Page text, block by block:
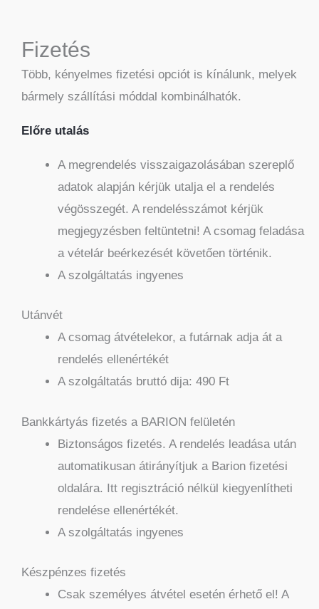
Fizetés
Több, kényelmes fizetési opciót is kínálunk, melyek
bármely szállítási móddal kombinálhatók.
Előre utalás
A megrendelés visszaigazolásában szereplő
adatok alapján kérjük utalja el a rendelés
végösszegét. A rendelésszámot kérjük
megjegyzésben feltüntetni! A csomag feladása
a vételár beérkezését követően történik.
A szolgáltatás ingyenes
Utánvét
A csomag átvételekor, a futárnak adja át a
rendelés ellenértékét
A szolgáltatás bruttó dija: 490 Ft
Bankkártyás fizetés a BARION felületén
Biztonságos fizetés. A rendelés leadása után
automatikusan átirányítjuk a Barion fizetési
oldalára. Itt regisztráció nélkül kiegyenlítheti
rendelése ellenértékét.
A szolgáltatás ingyenes
Készpénzes fizetés
Csak személyes átvétel esetén érhető el! A